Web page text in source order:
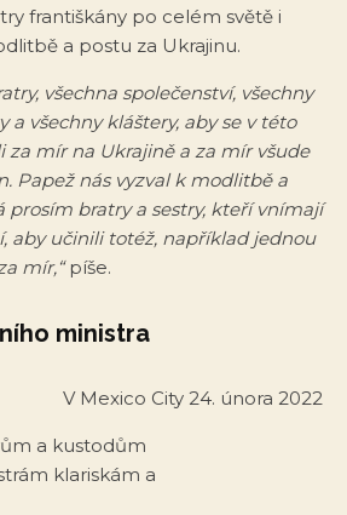
františkány po celém světě i
a postu za Ukrajinu.
všechna společenství, všechny
a všechny kláštery, aby se v této
mír na Ukrajině a za mír všude
Papež nás vyzval k modlitbě a
prosím bratry a sestry, kteří vnímají
aby učinili totéž, například jednou
mír,“píše.
ministra
V Mexico City 24. února 2022
a kustodům
klariskám a